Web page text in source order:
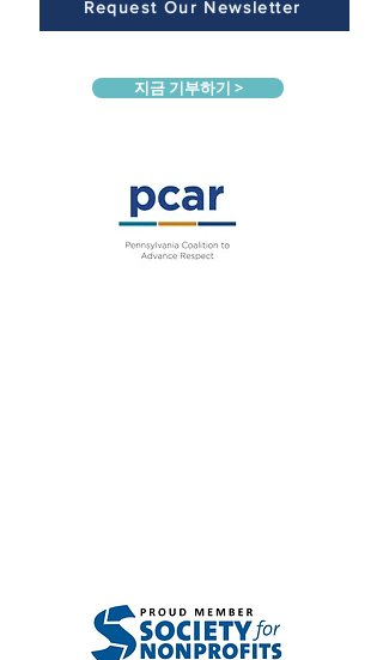
Request Our Newsletter
지금 기부하기 >